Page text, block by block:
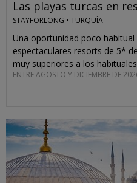
Las playas turcas en
STAYFORLONG • TURQUÍA
Una oportunidad poco
espectaculares resorts de 5*
muy superiores a los
ENTRE AGOSTO Y DICIEMBRE DE